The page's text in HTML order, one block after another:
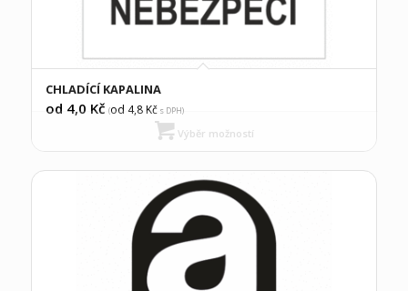
CHLADÍCÍ KAPALINA
od 4,0 Kč (od 4,8Kčs DPH)
Výběr možností